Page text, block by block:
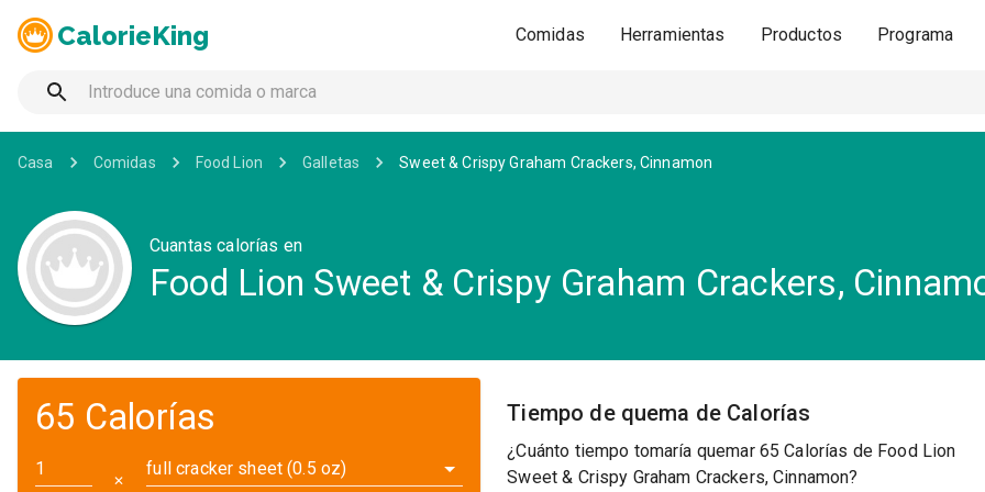
CalorieKing Comidas Herramientas Productos Programa
Casa Comidas Food Lion Galletas Sweet & Crispy Graham Crackers, Cinnamon
Cuantas calorías en
Food Lion Sweet & Crispy Graham Crackers,
65 Calorías
✕
full cracker sheet (0.5 oz)
Tiempo de quema de Calorías
¿Cuánto tiempo tomaría quemar 65 Calorías de Food Lion
Sweet & Crispy Graham Crackers, Cinnamon?